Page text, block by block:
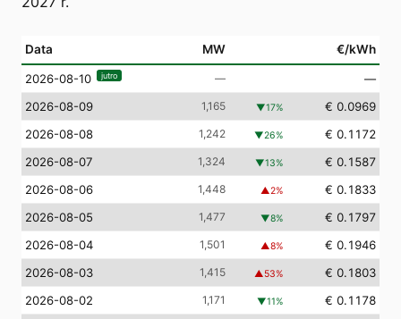
Data MW €/kWh
2026-08-10 jutro —
—
2026-08-09
1,165 ▼17%
€ 0.0969
2026-08-08
1,242 ▼26%
€ 0.1172
2026-08-07
1,324 ▼13%
€ 0.1587
2026-08-06
1,448 ▲2%
€ 0.1833
2026-08-05
1,477 ▼8%
€ 0.1797
2026-08-04
1,501 ▲8%
€ 0.1946
2026-08-03
1,415 ▲53%
€ 0.1803
2026-08-02
1,171 ▼11%
€ 0.1178